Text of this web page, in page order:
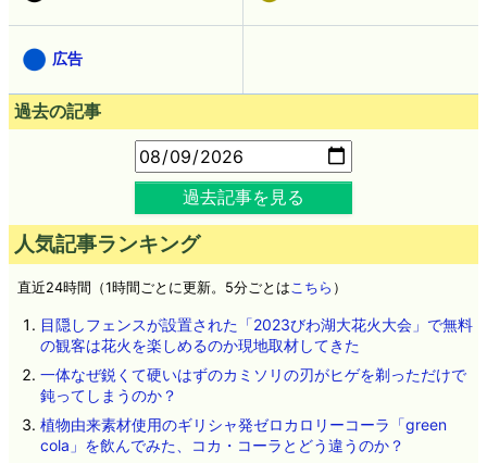
広告
過去の記事
過去記事を見る
人気記事ランキング
直近24時間（1時間ごとに更新。5分ごとは こちら ）
目隠しフェンスが設置された「2023びわ湖大花火大会」で無料
の観客は花火を楽しめるのか現地取材してきた
一体なぜ鋭くて硬いはずのカミソリの刃がヒゲを剃っただけで
鈍ってしまうのか？
植物由来素材使用のギリシャ発ゼロカロリーコーラ「green
cola」を飲んでみた、コカ・コーラとどう違うのか？